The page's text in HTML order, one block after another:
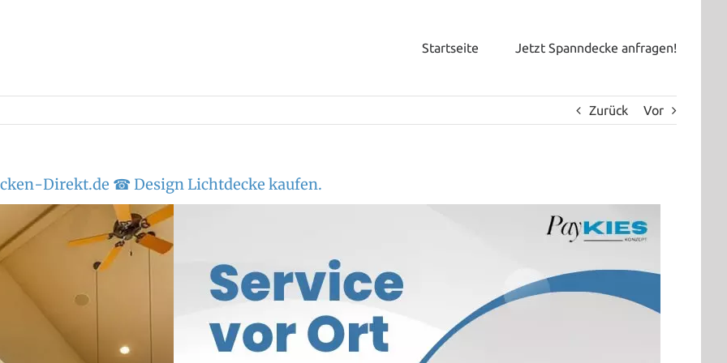
Startseite Jetzt Spanndecke anfragen!
Zurück Vor
Direkt.de ☎ Design Lichtdecke kaufen.